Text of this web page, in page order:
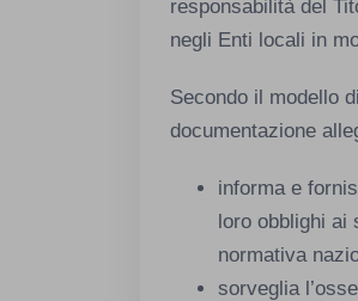
responsabilità del
negli Enti locali in
Secondo il modello
documentazione
informa e
loro obblighi ai
normativa
sorveglia